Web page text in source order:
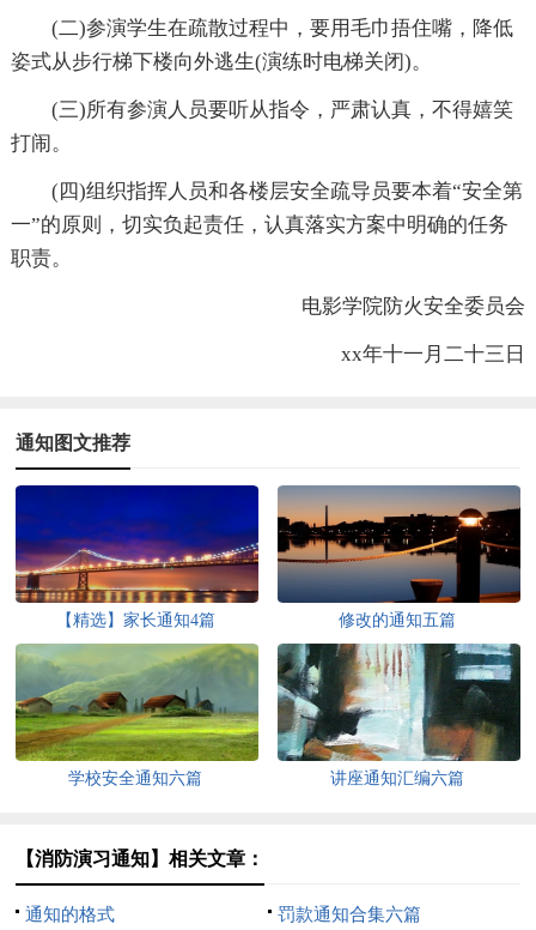
(二)参演学生在疏散过程中，要用毛巾捂住嘴，降低
姿式从步行梯下楼向外逃生(演练时电梯关闭)。
(三)所有参演人员要听从指令，严肃认真，不得嬉笑
打闹。
(四)组织指挥人员和各楼层安全疏导员要本着“安全第
一”的原则，切实负起责任，认真落实方案中明确的任务
职责。
电影学院防火安全委员会
xx年十一月二十三日
通知图文推荐
【精选】家长通知4篇 修改的通知五篇
学校安全通知六篇 讲座通知汇编六篇
【消防演习通知】相关文章：
通知的格式 罚款通知合集六篇